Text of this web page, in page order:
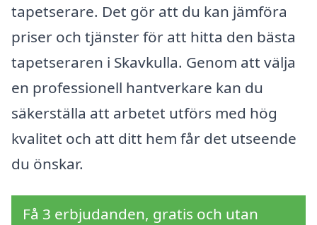
tapetserare. Det gör att du kan jämföra
priser och tjänster för att hitta den bästa
tapetseraren i Skavkulla. Genom att välja
en professionell hantverkare kan du
säkerställa att arbetet utförs med hög
kvalitet och att ditt hem får det utseende
du önskar.
Få 3 erbjudanden, gratis och utan